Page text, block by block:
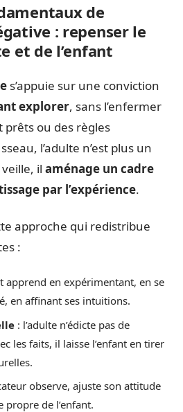
de
: repenser le
et de l’enfant
s’appuie sur une conviction
explorer, sans l’enfermer
prêts ou des règles
l’adulte n’est plus un
il aménage un cadre
par l’expérience.
approche qui redistribue
:
apprend en expérimentant, en se
en affinant ses intuitions.
: l’adulte n’édicte pas de
les faits, il laisse l’enfant en tirer
observe, ajuste son attitude
de l’enfant.